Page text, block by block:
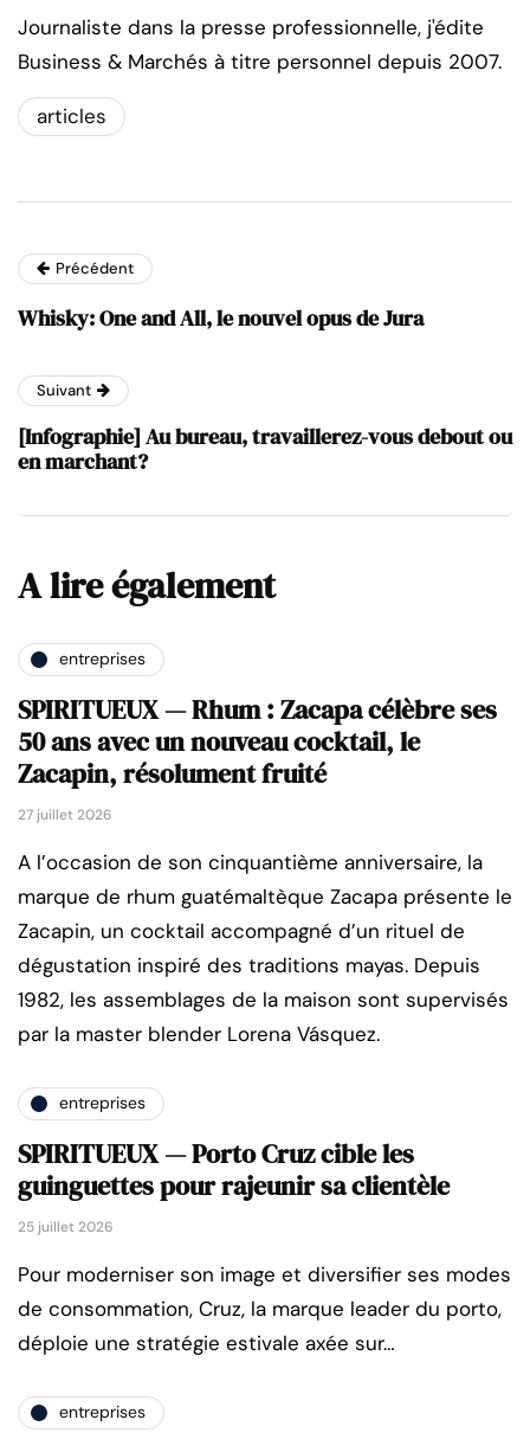
Journaliste dans la presse professionnelle, j'édite
Business & Marchés à titre personnel depuis 2007.
articles
Précédent
Whisky: One and All, le nouvel opus de Jura
Suivant
[Infographie] Au bureau, travaillerez-vous debout ou
en marchant?
A lire également
entreprises
SPIRITUEUX — Rhum : Zacapa célèbre ses
50 ans avec un nouveau cocktail, le
Zacapin, résolument fruité
27 juillet 2026
A l’occasion de son cinquantième anniversaire, la
marque de rhum guatémaltèque Zacapa présente le
Zacapin, un cocktail accompagné d’un rituel de
dégustation inspiré des traditions mayas. Depuis
1982, les assemblages de la maison sont supervisés
par la master blender Lorena Vásquez.
entreprises
SPIRITUEUX — Porto Cruz cible les
guinguettes pour rajeunir sa clientèle
25 juillet 2026
Pour moderniser son image et diversifier ses modes
de consommation, Cruz, la marque leader du porto,
déploie une stratégie estivale axée sur…
entreprises